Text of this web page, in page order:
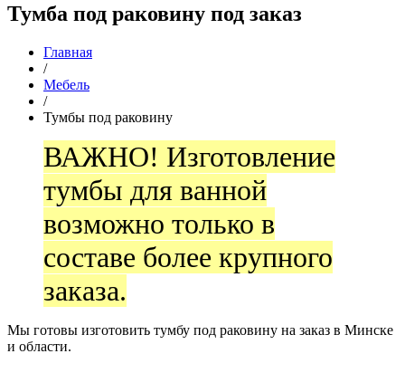
Тумба под раковину под заказ
Главная
/
Мебель
/
Тумбы под раковину
ВАЖНО! Изготовление
тумбы для ванной
возможно только в
составе более крупного
заказа.
Мы готовы изготовить тумбу под раковину на заказ в Минске
и области.